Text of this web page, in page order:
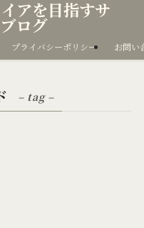
アを目指すサ
ログ
プライバシーポリシー お問い
– tag –